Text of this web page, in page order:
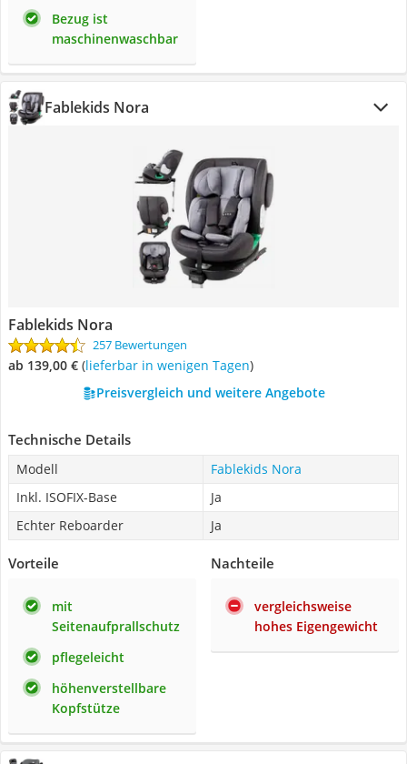
Bezug ist
maschinenwaschbar
Fablekids Nora
Fablekids Nora
257 Bewertungen
ab 139,00 € ( Lieferbar in wenigen Tagen)
Preisvergleich und weitere Angebote
Technische Details
Modell
Fablekids Nora
Inkl. ISOFIX-Base
Ja
Echter Reboarder
Ja
Vorteile
mit
Seitenaufprallschutz
pflegeleicht
höhenverstellbare
Kopfstütze
Nachteile
vergleichsweise
hohes Eigengewicht